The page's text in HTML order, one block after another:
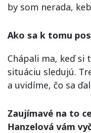
by som nerada,
Ako sa k tomu
Chápali ma, keď si
situáciu sledujú.
a uvidíme, čo sa
Zaujímavé na to
Hanzelová vám